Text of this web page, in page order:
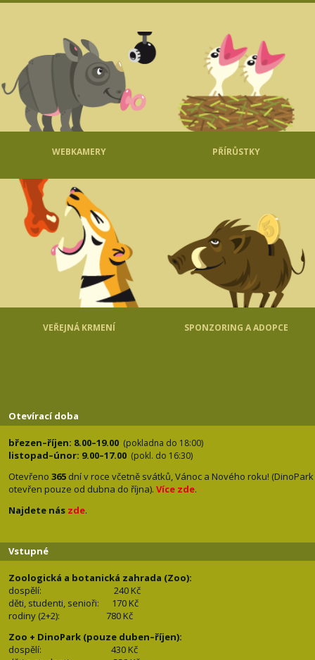
WEBKAMERY PŘÍRŮSTKY
VEŘEJNÁ KRMENÍ SPONZORING A ADOPCE
Otevírací doba
březen–říjen: 8.00–19.00 (pokladna do 18:00)
listopad–únor: 9.00–17.00 (pokl. do 16:30)
Otevřeno 365 dní v roce včetně svátků, Vánoc a Nového roku! (DinoPark
otevřen pouze od dubna do října). Více zde.
Najdete nás zde.
Vstupné
Zoologická a botanická zahrada (Zoo):
dospělí:
240 Kč
děti, studenti, senioři: 170 Kč
rodiny (2+2): 780 Kč
Zoo + DinoPark (pouze duben–říjen):
dospělí: 430 Kč